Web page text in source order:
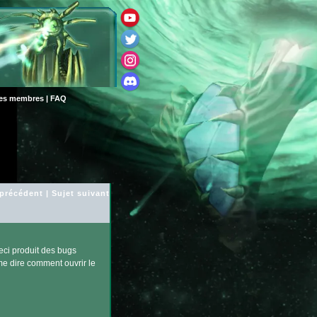
membres| FAQ
| Sujet suivant
produit des bugs
dire comment ouvrir le